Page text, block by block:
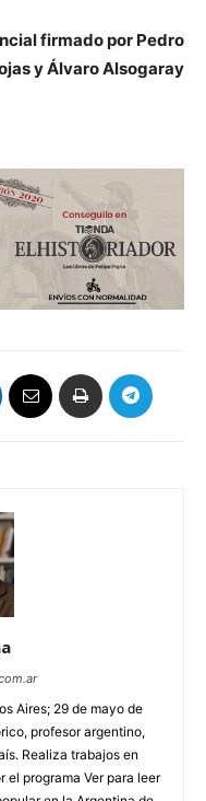
firmado por Pedro
y Álvaro Alsogaray
Aires; 29 de mayo de
profesor argentino,
Realiza trabajos en
el programa Ver para leer